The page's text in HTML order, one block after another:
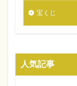
宝くじ
人気記事